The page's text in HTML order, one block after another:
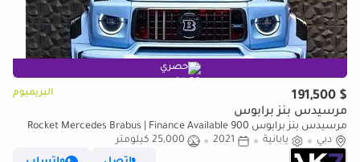
حصري
$ 191,500 البريميوم
مرسيدس بنز برابوس
مرسيدس بنز برابوس 900 Rocket Mercedes Brabus | Finance Available
دبي
يابانية 2021
25,000 كيلومتر